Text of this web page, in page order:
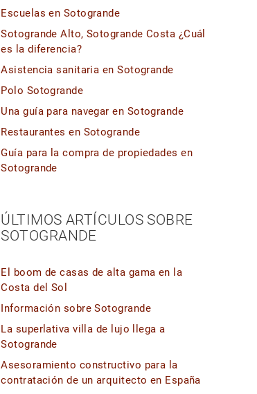
Escuelas en Sotogrande
Sotogrande Alto, Sotogrande Costa ¿Cuál
es la diferencia?
Asistencia sanitaria en Sotogrande
Polo Sotogrande
Una guía para navegar en Sotogrande
Restaurantes en Sotogrande
Guía para la compra de propiedades en
Sotogrande
ÚLTIMOS ARTÍCULOS SOBRE
SOTOGRANDE
El boom de casas de alta gama en la
Costa del Sol
Información sobre Sotogrande
La superlativa villa de lujo llega a
Sotogrande
Asesoramiento constructivo para la
contratación de un arquitecto en España